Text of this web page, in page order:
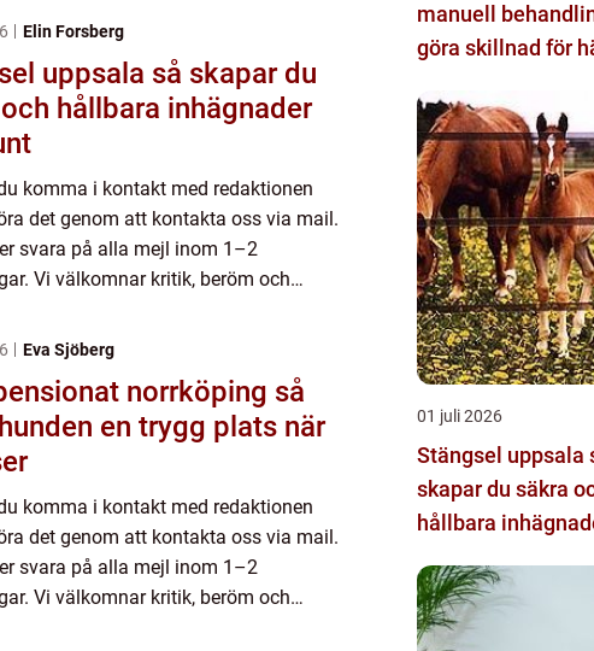
Elin Forsberg
så skapar du
hållbara inhägnader
komma i kontakt med redaktionen
det genom att kontakta oss via mail.
svara på alla mejl inom 1–2
Vi välkomnar kritik, beröm och
Eva Sjöberg
norrköping så
en trygg plats när
komma i kontakt med redaktionen
det genom att kontakta oss via mail.
svara på alla mejl inom 1–2
Vi välkomnar kritik, beröm och
manuell
göra skillnad för
välmående
01 juli 2026
Stängsel uppsala så
skapar du säkra
hållbara